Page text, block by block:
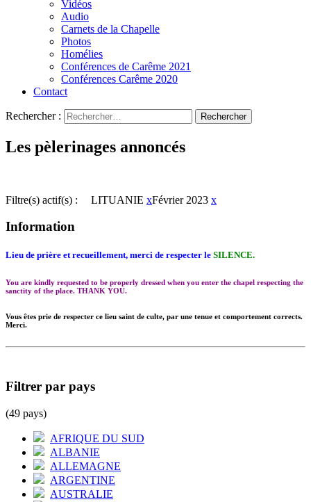
Vidéos
Audio
Carnets de la Chapelle
Photos
Homélies
Conférences de Carême 2021
Conférences Carême 2020
Contact
Rechercher :
Les pèlerinages annoncés
Filtre(s) actif(s) : LITUANIE xFévrier 2023 x
Information
Lieu de prière et recueillement, merci de respecter le SILENCE.
You are kindly requested to be properly dressed when you enter the chapel respecting the
sanctity of the place. THANK YOU.
Vous êtes prie de respecter ce lieu saint de culte, par une tenue et comportement corrects.
Merci.
Filtrer par pays
(49 pays)
AFRIQUE DU SUD
ALBANIE
ALLEMAGNE
ARGENTINE
AUSTRALIE